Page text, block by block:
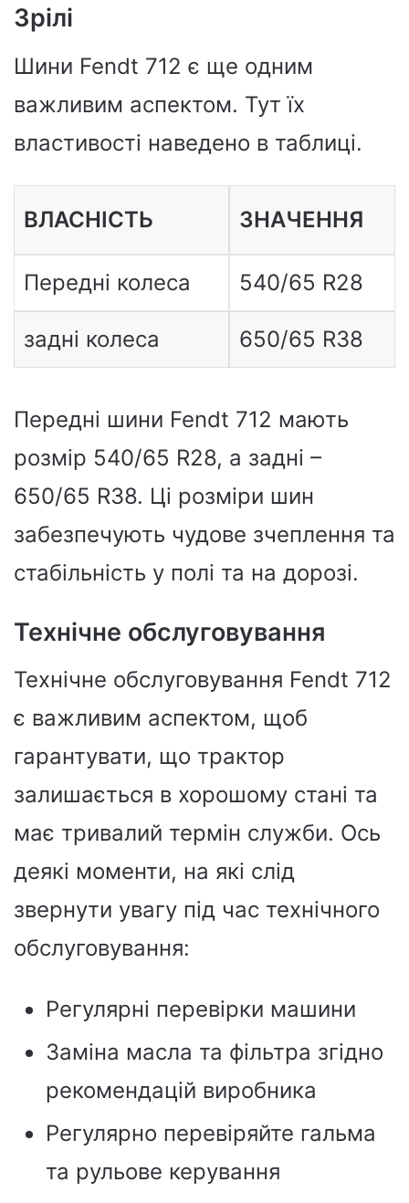
Зрілі
Шини Fendt 712 є ще одним
важливим аспектом. Тут їх
властивості наведено в таблиці.
ВЛАСНІСТЬ ЗНАЧЕННЯ
Передні колеса 540/65 R28
задні колеса 650/65 R38
Передні шини Fendt 712 мають
розмір 540/65 R28, а задні –
650/65 R38. Ці розміри шин
забезпечують чудове зчеплення та
стабільність у полі та на дорозі.
Технічне обслуговування
Технічне обслуговування Fendt 712
є важливим аспектом, щоб
гарантувати, що трактор
залишається в хорошому стані та
має тривалий термін служби. Ось
деякі моменти, на які слід
звернути увагу під час технічного
обслуговування:
Регулярні перевірки машини
Заміна масла та фільтра згідно
рекомендацій виробника
Регулярно перевіряйте гальма
та рульове керування